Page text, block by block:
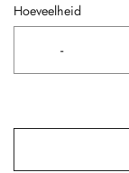
Hoeveelheid
-